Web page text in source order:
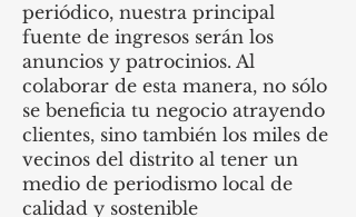
periódico, nuestra principal
fuente de ingresos serán los
anuncios y patrocinios. Al
colaborar de esta manera, no sólo
se beneficia tu negocio atrayendo
clientes, sino también los miles de
vecinos del distrito al tener un
medio de periodismo local de
calidad y sostenible